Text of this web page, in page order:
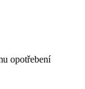
opotřebení